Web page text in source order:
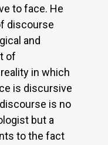
to face. He
discourse
and
of
in which
is discursive
is no
but a
to the fact